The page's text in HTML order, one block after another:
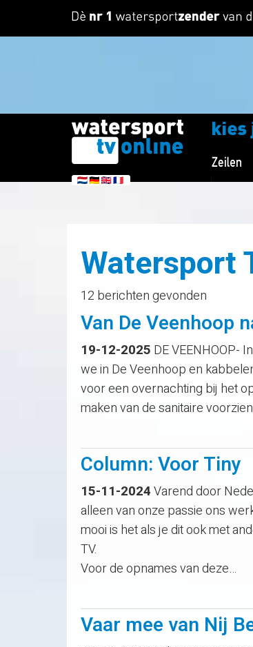
Watersport
12 berichten gevonden
Van De Veenhoop
19-12-2025 DE VEENHOOP-
we in De Veenhoop en
voor een overnachting bij het
maken van de sanitaire
Column: Voor Tiny
15-11-2024Varend door
alleen van onze passie ons
mooi is het als je dit ook met
TV.
Voor de opnames van deze…
Vaar mee van Nij